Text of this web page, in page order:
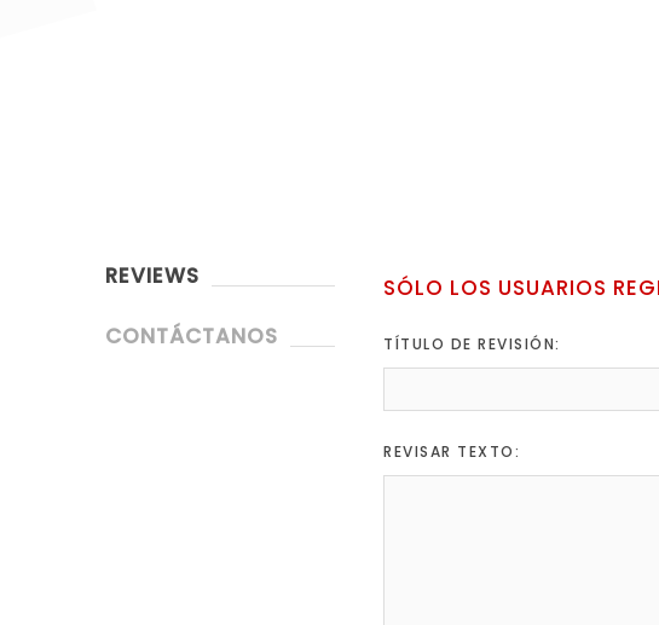
REVIEWS
CONTÁCTANOS
SÓLO LOS USUARIOS
TÍTULO DE REVISIÓN:
REVISAR TEXTO: